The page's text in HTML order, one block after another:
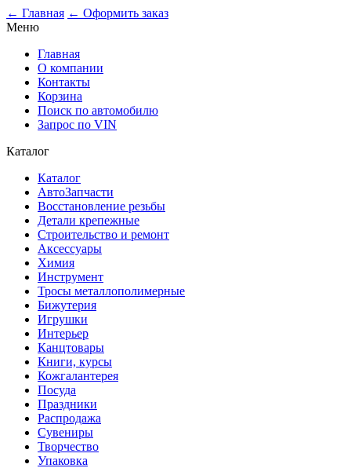
← Главная ← Оформить заказ
Меню
Главная
О компании
Контакты
Корзина
Поиск по автомобилю
Запрос по VIN
Каталог
Каталог
АвтоЗапчасти
Восстановление резьбы
Детали крепежные
Строительство и ремонт
Аксессуары
Химия
Инструмент
Тросы металлополимерные
Бижутерия
Игрушки
Интерьер
Канцтовары
Книги, курсы
Кожгалантерея
Посуда
Праздники
Распродажа
Сувениры
Творчество
Упаковка